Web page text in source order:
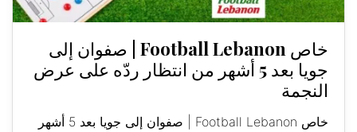
خاص Football Lebanon | صفوان إلى
جويا بعد 5 أشهر من انتظار ردّه على عرض
النجمة
خاص Football Lebanon | صفوان إلى جويا بعد 5 أشهر